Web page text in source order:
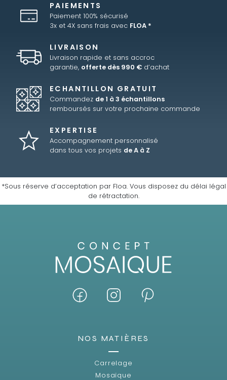
PAIEMENTS
Paiement 100% sécurisé
3x et 4X sans frais avec FLOA *
LIVRAISON
Livraison rapide et sans accroc
garantie, offerte dès 990 € d’achat
ECHANTILLON GRATUIT
Commandez de 1 à 3 échantillons
remboursés sur votre prochaine commande
EXPERTISE
Accompagnement personnalisé
dans tous vos projets de A à Z
*Sous réserve d’acceptation par Floa. Vous disposez du délai légal
de rétractation.
NOS MATIÈRES
Carrelage
Mosaïque